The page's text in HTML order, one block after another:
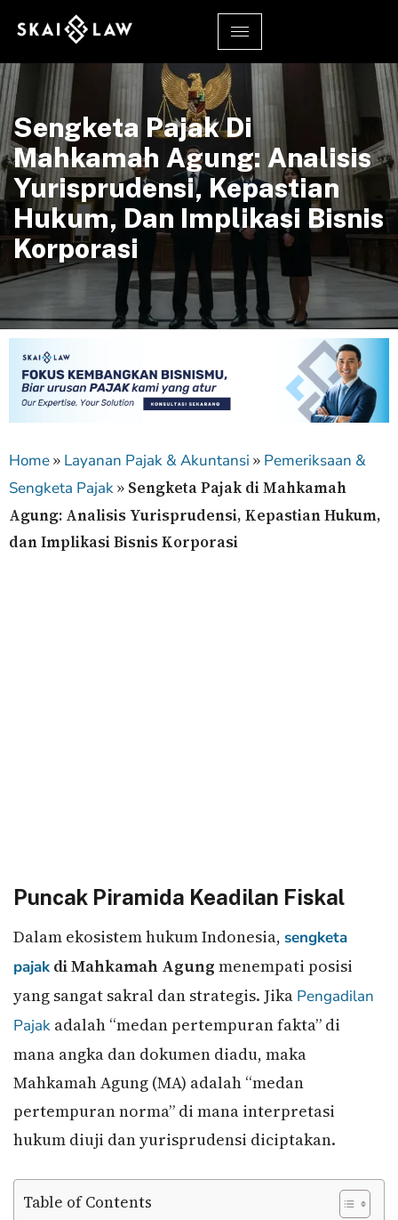
Sengketa Pajak Di
Mahkamah Agung: Analisis
Yurisprudensi, Kepastian
Hukum, Dan Implikasi Bisnis
Korporasi
Home» Layanan Pajak & Akuntansi » Pemeriksaan &
Sengketa Pajak» Sengketa Pajak di Mahkamah
Agung: Analisis Yurisprudensi, Kepastian Hukum,
dan Implikasi Bisnis Korporasi
Puncak Piramida Keadilan Fiskal
Dalam ekosistem hukum Indonesia, sengketa
pajak di Mahkamah Agung menempati posisi
yang sangat sakral dan strategis. Jika Pengadilan
Pajak adalah “medan pertempuran fakta” di
mana angka dan dokumen diadu, maka
Mahkamah Agung (MA) adalah “medan
pertempuran norma” di mana interpretasi
hukum diuji dan yurisprudensi diciptakan.
Table of Contents